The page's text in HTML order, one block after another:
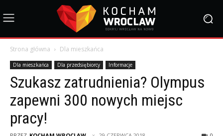
Strona główna Dla mieszkańca
Dla mieszkańca Dla przedsiębiorcy Informacje
Szukasz zatrudnienia? Olympus
zapewni 300 nowych miejsc
pracy!